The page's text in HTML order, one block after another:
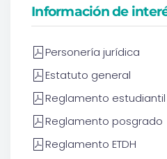
Información de
Personería jurídica
Estatuto general
Reglamento
Reglamento posgrado
Reglamento ETDH